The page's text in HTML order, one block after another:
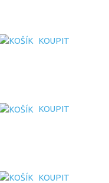
KOUPIT
KOUPIT
KOUPIT